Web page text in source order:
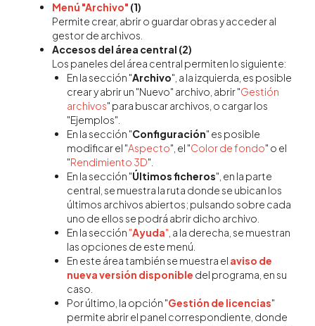
Menú "Archivo" (1)
Permite crear, abrir o guardar obras y acceder al
gestor de archivos.
Accesos del área central (2)
Los paneles del área central permiten lo siguiente:
En la sección "Archivo", a la izquierda, es posible
crear y abrir un "Nuevo" archivo, abrir "Gestión
archivos" para buscar archivos, o cargar los
"Ejemplos".
En la sección "Configuración" es posible
modificar el "Aspecto", el "Color de fondo" o el
"Rendimiento 3D".
En la sección "Últimos ficheros", en la parte
central, se muestra la ruta donde se ubican los
últimos archivos abiertos; pulsando sobre cada
uno de ellos se podrá abrir dicho archivo.
En la sección "Ayuda" , a la derecha, se muestran
las opciones de este menú.
En este área también se muestra el aviso de
nueva versión disponible del programa, en su
caso.
Por último, la opción "Gestión de licencias"
permite abrir el panel correspondiente, donde